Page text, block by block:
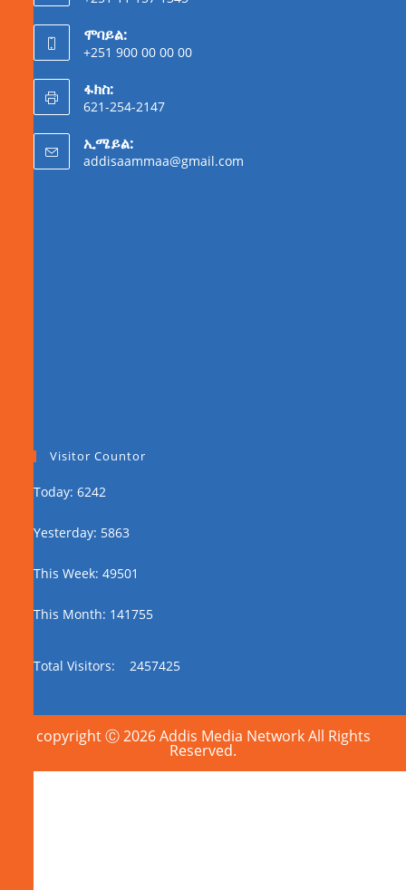
ሞባይል:
+251 900 00 00 00
ፋክስ:
621-254-2147
ኢሜይል:
addisaammaa@gmail.com
Visitor Countor
Today: 6242
Yesterday: 5863
This Week: 49501
This Month: 141755
Total Visitors: 2457425
copyright Ⓒ 2026 Addis Media Network All Rights
Reserved.